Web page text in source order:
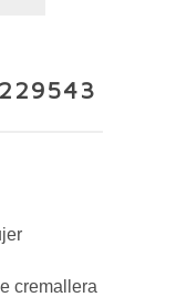
cremallera